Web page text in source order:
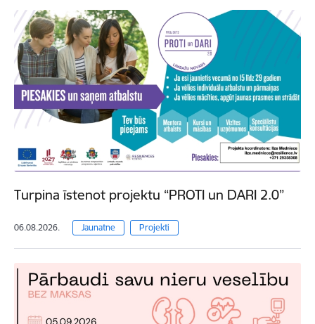
Turpina īstenot projektu “PROTI un DARI 2.0”
06.08.2026. Jaunatne Projekti